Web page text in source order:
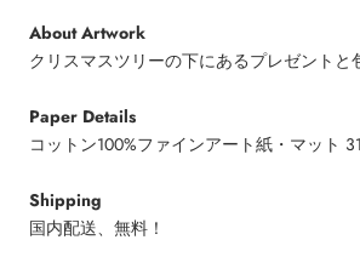
About Artwork
クリスマスツリーの下にあるプレゼントと
Paper Details
コットン100%ファインアート紙・マット
Shipping
国内配送、無料！